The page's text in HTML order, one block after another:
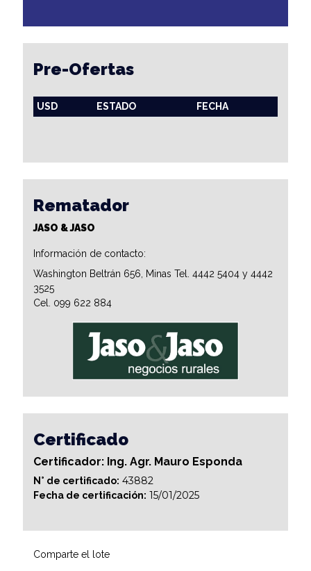
Pre-Ofertas
USD ESTADO FECHA
Rematador
JASO & JASO
Información de contacto:
Washington Beltrán 656, Minas Tel. 4442 5404 y 4442
3525
Cel. 099 622 884
Certificado
Certificador: Ing. Agr. Mauro Esponda
N° de certificado: 43882
Fecha de certificación: 15/01/2025
Comparte el lote